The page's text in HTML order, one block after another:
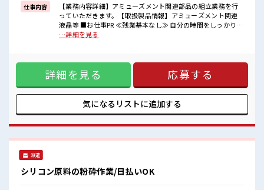
■職場の雰囲気
仕事の合間の息抜きは休憩室で♪
職場にはロッカー完備！
プライベートを大切にしたい人にはピッタリ★
仕事内容
【業務内容詳細】アミューズメント関連部品の組立業務を行
っていただきます。【取扱製品情報】アミューズメント関連
液晶等 ■お仕事PR ≪残業基本なし≫ 自分の時間をしっかり確
保できる、 残業基本ナシのお仕事♪ オンとオフをきっちり切
まずOK♪ ≪未経験の方も大カンゲイ≫ 新しいことにチャレ
ンジするのは不安だけど、 しっかり働く環境が整っていま
す！ イチからスキルUP・ステップUP目指していきましょ
う！ ≪自分に合った期間で働ける≫ 福利厚生が整った派遣の
お仕事です！ ■職場の雰囲気 仕事の合間の息抜きは休憩室で
♪ 職場にはロッカー完備！ 私物の置きすぎには注意が必要で
ピッタリ★
…詳細を見る
詳細を見る 応募する
気になるリストに追加する
派遣
シリコン原料の粉砕作業/日払いOK